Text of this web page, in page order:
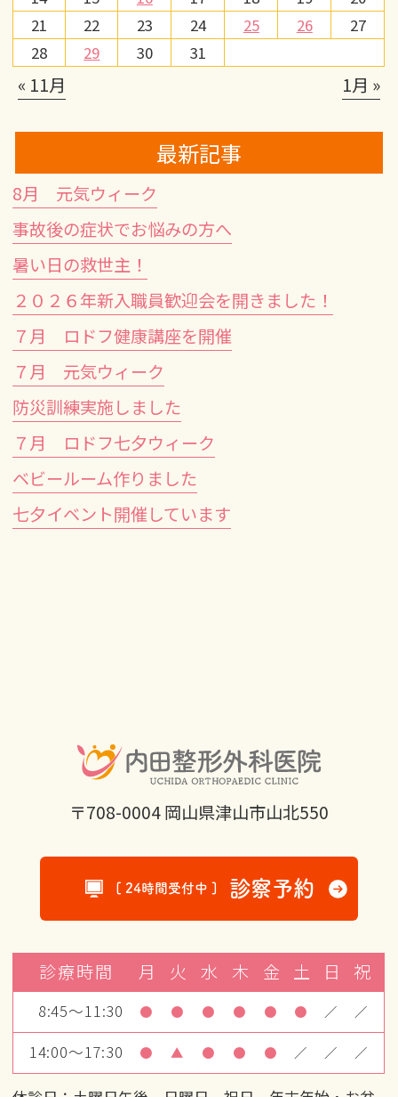
21
22 23 24 25 26
27
28
29 30 31
« 11月 1月 »
最新記事
8月 元気ウィーク
事故後の症状でお悩みの方へ
暑い日の救世主！
２０２６年新入職員歓迎会を開きました！
７月 ロドフ健康講座を開催
７月 元気ウィーク
防災訓練実施しました
７月 ロドフ七夕ウィーク
ベビールーム作りました
七夕イベント開催しています
〒708-0004 岡山県津山市山北550
[ 24時間受付中 ] 診察予約
診療時間 月 火 水 木 金 土 日 祝
8:45～11:30 ● ● ● ● ● ● ／ ／
14:00～17:30 ● ▲ ● ● ● ／ ／ ／